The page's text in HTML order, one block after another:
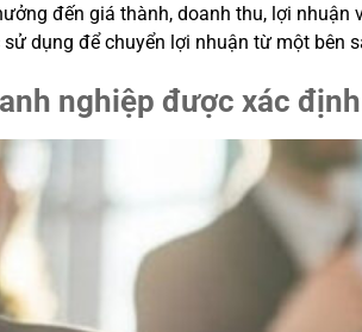
đến giá thành, doanh thu, lợi nhuận
sử dụng để chuyển lợi nhuận từ một bên
nghiệp được xác